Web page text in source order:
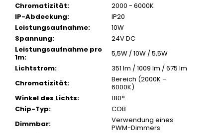
Chromatizität:
2000 - 6000K
IP-Abdeckung:
IP20
Leistungsaufnahme:
10W
Spannung:
24V DC
Leistungsaufnahme pro
1m:
5,5W / 10W / 5,5W
Lichtstrom:
351 lm / 1009 lm / 675 lm
Chromatizität:
Bereich (2000K –
6000K)
Winkel des Lichts:
180°
Chip-Typ:
COB
Dimmbar:
Verwendung eines
PWM-Dimmers